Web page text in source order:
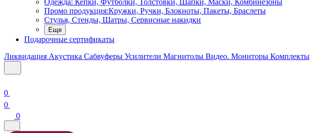
Одежда: Кепки, Футболки, Толстовки, Шапки, Маски, Комбинезоны
Промо продукция:Кружки, Ручки, Блокноты, Пакеты, Браслеты
Стулья, Стенды, Шатры, Сервисные накидки
Еще
Подарочные сертификаты
Ликвидация Акустика Сабвуферы Усилители Магнитолы Видео. Мониторы Комплекты
0
0
0